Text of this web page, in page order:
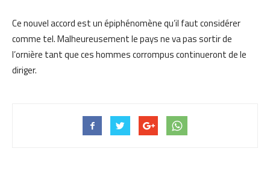
Ce nouvel accord est un épiphénomène qu’il faut considérer
comme tel. Malheureusement le pays ne va pas sortir de
l’ornière tant que ces hommes corrompus continueront de le
diriger.